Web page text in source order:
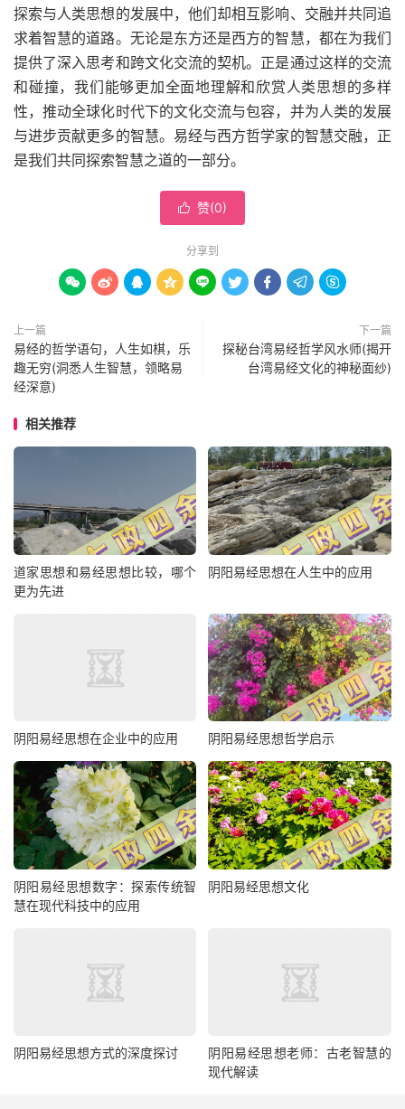
探索与人类思想的发展中，他们却相互影响、交融并共同追
求着智慧的道路。无论是东方还是西方的智慧，都在为我们
提供了深入思考和跨文化交流的契机。正是通过这样的交流
和碰撞，我们能够更加全面地理解和欣赏人类思想的多样
性，推动全球化时代下的文化交流与包容，并为人类的发展
与进步贡献更多的智慧。易经与西方哲学家的智慧交融，正
是我们共同探索智慧之道的一部分。
 赞(0)
分享到
        
上一篇
易经的哲学语句，人生如棋，乐
趣无穷(洞悉人生智慧，领略易
经深意)
下一篇
探秘台湾易经哲学风水师(揭开
台湾易经文化的神秘面纱)
相关推荐
道家思想和易经思想比较，哪个
更为先进
阴阳易经思想在人生中的应用
阴阳易经思想在企业中的应用 阴阳易经思想哲学启示
阴阳易经思想数字：探索传统智
慧在现代科技中的应用
阴阳易经思想文化
阴阳易经思想方式的深度探讨
阴阳易经思想老师：古老智慧的
现代解读